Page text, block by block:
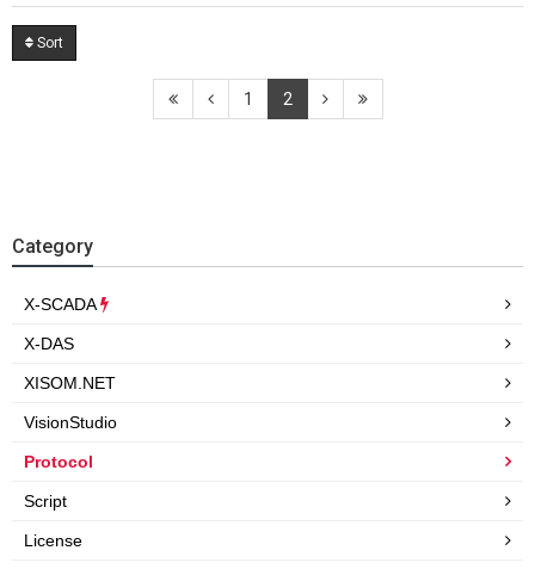
Sort
1 2
Category
X-SCADA
X-DAS
XISOM.NET
VisionStudio
Protocol
Script
License